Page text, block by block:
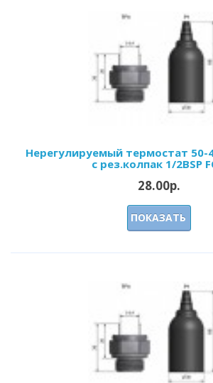
Нерегулируемый термостат 50-
c рез.колпак 1/2BSP
28.00р.
ПОКАЗАТЬ